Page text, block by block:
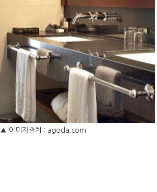
▲ 이미지출처 : agoda.com